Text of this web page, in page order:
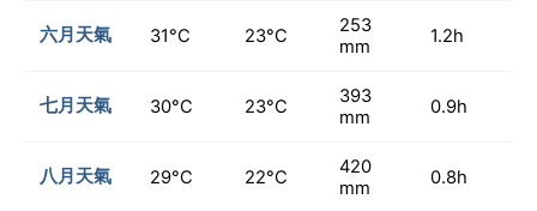
六月天氣 31°C 23°C
253
mm
1.2h
七月天氣 30°C 23°C
393
mm
0.9h
八月天氣 29°C 22°C
420
mm
0.8h